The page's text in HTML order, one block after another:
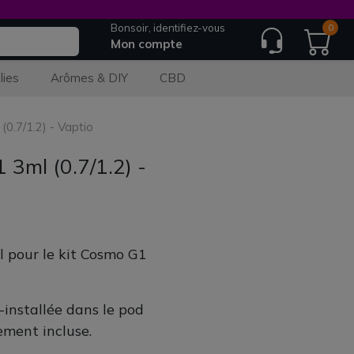
Bonsoir, identifiez-vous
Mon compte
0
Arômes & DIY CBD
1.2) - Vaptio
3ml (0.7/1.2) -
le kit Cosmo G1
installée dans le pod
incluse.